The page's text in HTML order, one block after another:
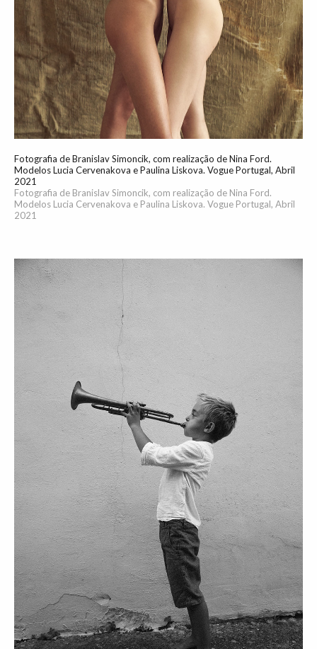
Fotografia de Branislav Simoncik, com realização de Nina Ford.
Modelos Lucia Cervenakova e Paulina Liskova. Vogue Portugal, Abril
2021
Fotografia de Branislav Simoncik, com realização de Nina Ford.
Modelos Lucia Cervenakova e Paulina Liskova. Vogue Portugal, Abril
2021